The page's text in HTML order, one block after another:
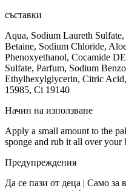
съставки
Aqua, Sodium Laureth
Betaine, Sodium Chloride,
Phenoxyethanol, Cocamide
Sulfate, Parfum, Sodium
Ethylhexylglycerin, Citric
15985, Ci 19140
Начин на използване
Apply a small amount to the
sponge and rub it all over
Предупреждения
Да се пази от деца | Само за